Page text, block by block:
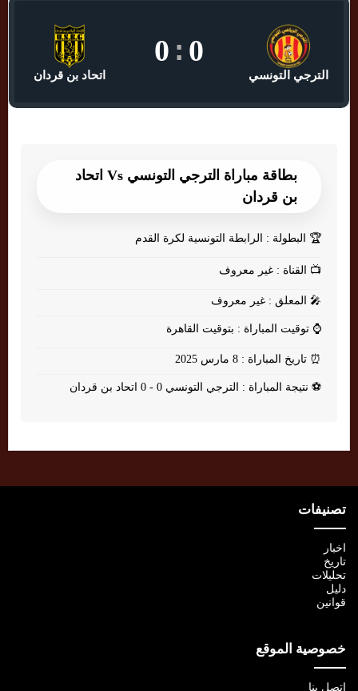
الترجي التونسي
0
:
0
اتحاد بن قردان
بطاقة مباراة الترجي التونسي Vs اتحاد
بن قردان
🏆 البطولة : الرابطة التونسية لكرة القدم
📺 القناة : غير معروف
🎤 المعلق : غير معروف
⌚ توقيت المباراة : بتوقيت القاهرة
⏰ تاريخ المباراة : 8 مارس 2025
⚽ نتيجة المباراة : الترجي التونسي 0 - 0 اتحاد بن قردان
تصنيفات
اخبار
تاريخ
تحليلات
دليل
قوانين
خصوصية الموقع
اتصل بنا